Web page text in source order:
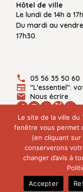
Hôtel de ville
Le lundi de 14h à
Du mardi au
17h30.
05 56 35 50 60
"L'essentiel":
Nous écrire
© 2026 Ville du
Plan du site
Mentions légales
Politique de
Le site de la ville
fenêtre vous permet
(en cliquant sur
conserverons
changer d’avis à
Accepter